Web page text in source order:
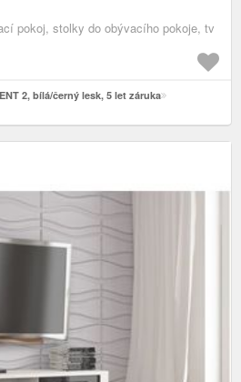
pokoj, stolky do obývacího pokoje, tv
2, bílá/černý lesk, 5 let záruka